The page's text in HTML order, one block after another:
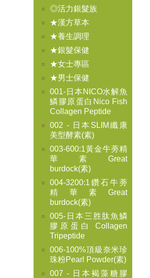
◎活力銀髮族
★漢方草本
★養生調理
★銀髮保健
★女士專區
★男士保健
001-日本NICO水解魚
鱗膠原蛋白Nico Fish
Collagen Peptide
002 - 日本SLIM纖康
美型酵素(素)
003-600:1黃金牛蒡精
華素Great
burdock(素)
004-3200:1鑽石牛蒡
精華素Great
burdock(素)
005-日本三胜肽魚鱗
膠原蛋白 Collagen
Tripeptide
006-100%頂級奈米珍
珠粉Pearl Powder(素)
007 - 日本褐藻糖膠